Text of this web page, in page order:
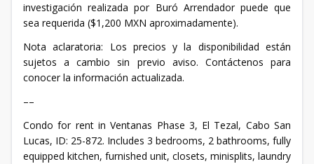
investigación realizada por Buró Arrendador puede que
sea requerida ($1,200 MXN aproximadamente).
Nota aclaratoria: Los precios y la disponibilidad están
sujetos a cambio sin previo aviso. Contáctenos para
conocer la información actualizada.
––
Condo for rent in Ventanas Phase 3, El Tezal, Cabo San
Lucas, ID: 25-872. Includes 3 bedrooms, 2 bathrooms, fully
equipped kitchen, furnished unit, closets, minisplits, laundry